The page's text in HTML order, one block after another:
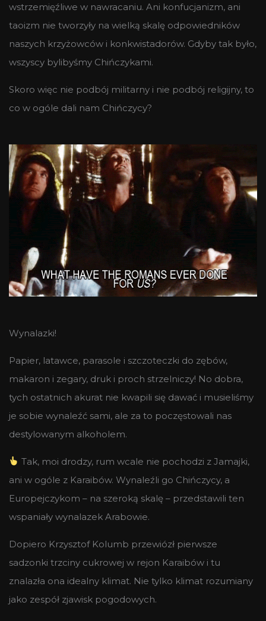
wstrzemięźliwe w nawracaniu. Ani konfucjanizm, ani
taoizm nie tworzyły na wielką skalę odpowiedników
naszych krzyżowców i konkwistadorów. Gdyby tak było,
wszyscy bylibyśmy Chińczykami.
Skoro więc nie podbój militarny i nie podbój religijny, to
co w ogóle dali nam Chińczycy?
Wynalazki!
Papier, latawce, parasole i szczoteczki do zębów,
makaron i zegary, druk i proch strzelniczy! No dobra,
tych ostatnich akurat nie kwapili się dawać i musieliśmy
je sobie wynaleźć sami, ale za to poczęstowali nas
destylowanym alkoholem.
Tak, moi drodzy, rum wcale nie pochodzi z Jamajki,
ani w ogóle z Karaibów. Wynaleźli go Chińczycy, a
Europejczykom – na szeroką skalę – przedstawili ten
wspaniały wynalazek Arabowie.
Dopiero Krzysztof Kolumb przewiózł pierwsze
sadzonki trzciny cukrowej w rejon Karaibów i tu
znalazła ona idealny klimat. Nie tylko klimat rozumiany
jako zespół zjawisk pogodowych.